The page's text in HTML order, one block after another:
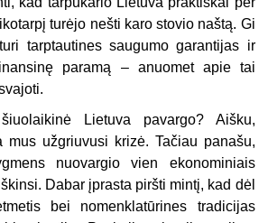
turėjo nešti karo stovio naštą. Gi
tarptautines saugumo garantijas ir
paramą – anuomet apie tai
Lietuva pavargo? Aišku,
mus užgriuvusi krizė. Tačiau panašu,
nuovargio vien ekonominiais
Dabar įprasta piršti mintį, kad dėl
bei nomenklatūrines tradicijas